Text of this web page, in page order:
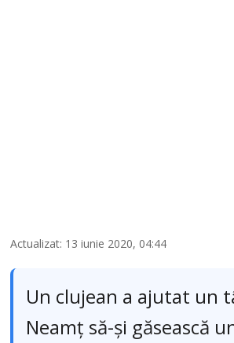
Actualizat: 13 iunie 2020, 04:44
Un clujean a ajutat un
Neamț să-și găsească